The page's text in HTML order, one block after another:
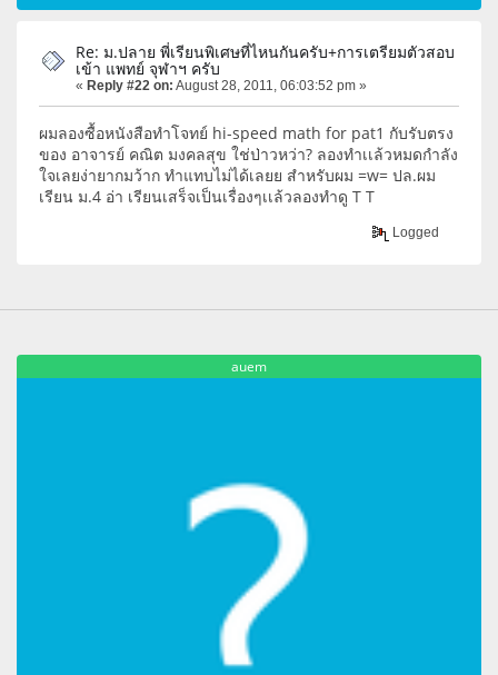
Re: ม.ปลาย พี่เรียนพิเศษที่ไหนกันครับ+การเตรียมตัวสอบ
เข้า แพทย์ จุฬาฯ ครับ
« Reply #22 on: August 28, 2011, 06:03:52 pm »
ผมลองซื้อหนังสือทำโจทย์ hi-speed math for pat1 กับรับตรง
ของ อาจารย์ คณิต มงคลสุข ใช่ป่าวหว่า? ลองทำเเล้วหมดกำลัง
ใจเลยง่ายากมว้าก ทำแทบไม่ได้เลยย สำหรับผม =w= ปล.ผม
เรียน ม.4 อ่า เรียนเสร็จเป็นเรื่องๆเเล้วลองทำดู T T
Logged
auem